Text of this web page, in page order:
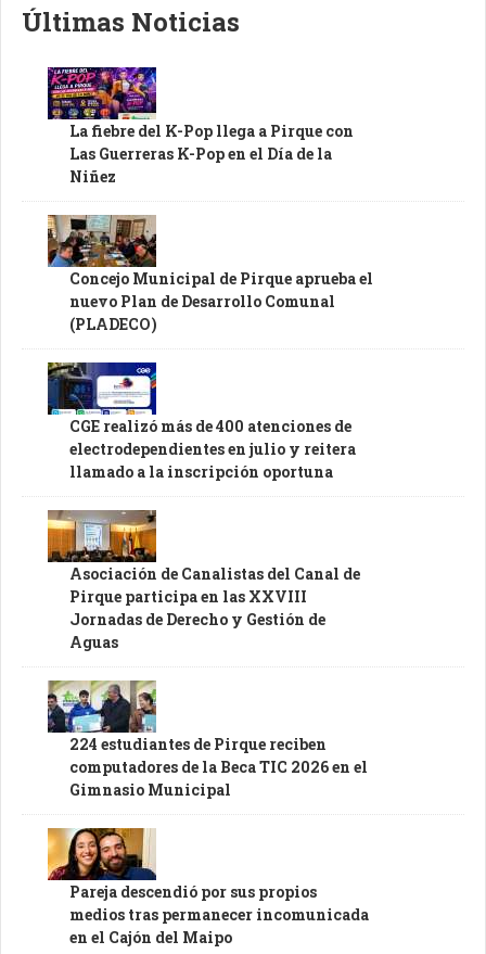
Últimas Noticias
La fiebre del K-Pop llega a Pirque con
Las Guerreras K-Pop en el Día de la
Niñez
Concejo Municipal de Pirque aprueba el
nuevo Plan de Desarrollo Comunal
(PLADECO)
CGE realizó más de 400 atenciones de
electrodependientes en julio y reitera
llamado a la inscripción oportuna
Asociación de Canalistas del Canal de
Pirque participa en las XXVIII
Jornadas de Derecho y Gestión de
Aguas
224 estudiantes de Pirque reciben
computadores de la Beca TIC 2026 en el
Gimnasio Municipal
Pareja descendió por sus propios
medios tras permanecer incomunicada
en el Cajón del Maipo